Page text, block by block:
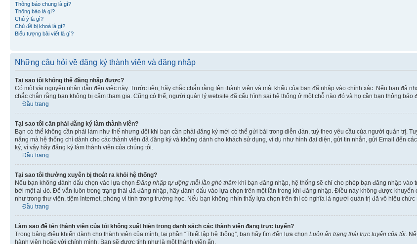
Thông báo chung là gì?
Thông báo là gì?
Chú ý là gì?
Chủ đề bị khoá là gì?
Biểu tượng bài viết là gì?
Những câu hỏi về đăng ký thành viên và đăng nhập
Tại sao tôi không thể đăng nhập được?
Có một vài nguyên nhân dẫn đến việc này. Trước tiên, hãy chắc chắn rằng tên thành viên và mật khẩu của bạn đã nhập vào chính xác. Nếu bạn đã
chắc chắn rằng bạn không bị cấm tham gia. Cũng có thể, người quản lý website đã cấu hình sai hệ thống ở một chỗ nào đó và họ cần bạn thông báo
Đầu trang
Tại sao tôi cần phải đăng ký làm thành viên?
Bạn có thể không cần phải làm như thế nhưng đôi khi bạn cần phải đăng ký mới có thể gửi bài trong diễn đàn, tuỳ theo yêu cầu của người quản trị.
năng mà hệ thống chỉ dành cho các thành viên đã đăng ký và không dành cho khách sử dụng, ví dụ như hình đại diện, gửi tin nhắn, gửi Email đến
ký, vì vậy hãy đăng ký làm thành viên của chúng tôi.
Đầu trang
Tại sao tôi thường xuyên bị thoát ra khỏi hệ thống?
Nếu bạn không đánh dấu chọn vào lựa chọn Đăng nhập tự động mỗi lần ghé thăm khi bạn đăng nhập, hệ thống sẽ chỉ cho phép bạn đăng nhập
bởi một ai đó. Để vẫn luôn trong trạng thái đã đăng nhập, hãy đánh dấu vào lựa chọn trên một lần trong khi đăng nhập. Điều này không được
như trong thư viện, tiệm Internet, phòng vi tính trong trường học. Nếu bạn không nhìn thấy lựa chọn trên thì có nghĩa là người quản trị đã vô hiệu chức
Đầu trang
Làm sao để tên thành viên của tôi không xuất hiện trong danh sách các thành viên đang trực tuyến?
Trong bảng điều khiển dành cho thành viên của mình, tại phần “Thiết lập hệ thống”, bạn hãy tìm đến lựa chọn Luôn ẩn trạng thái trực tuyến của tôi .
hành viên hoặc với chính mình. Bạn sẽ được tính như là một thành viên ẩn.